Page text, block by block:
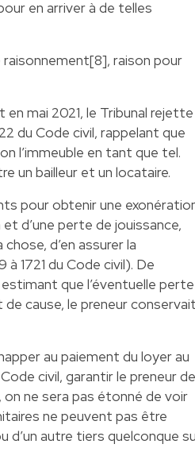
en arriver à de telles
raison pour
mai 2021, le Tribunal rejette
du Code civil, rappelant que
l’immeuble en tant que tel.
un bailleur et un locataire.
pour obtenir une
d’une perte de jouissance,
d’en assurer la
1721 du Code civil). De
que l’éventuelle perte
cause, le preneur
au paiement du loyer au
civil, garantir le preneur de
on ne sera pas étonné de voir
ne peuvent pas être
d’un autre tiers quelconque